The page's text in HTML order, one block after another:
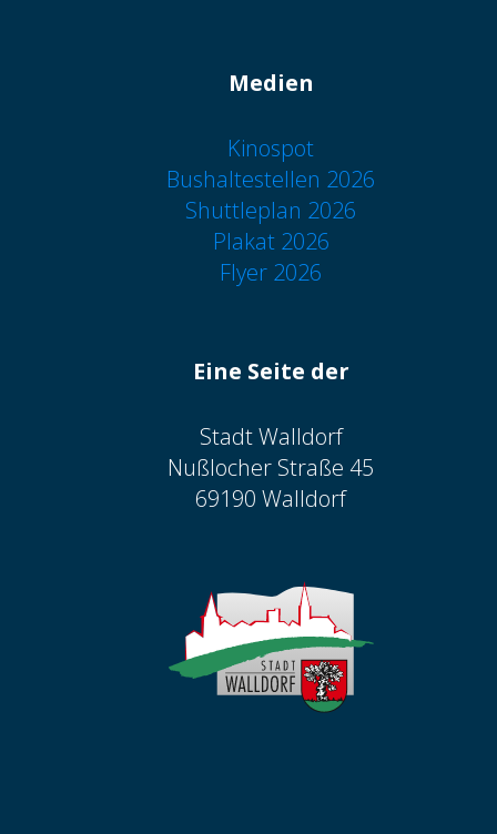
Medien
Kinospot
Bushaltestellen 2026
Shuttleplan 2026
Plakat 2026
Flyer 2026
Eine Seite der
Stadt Walldorf
Nußlocher Straße 45
69190 Walldorf